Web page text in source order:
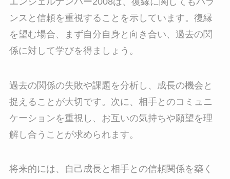
ンスと信頼を重視することを示しています。復縁
を望む場合、まず自分自身と向き合い、過去の関
係に対して学びを得ましょう。
過去の関係の失敗や課題を分析し、成長の機会と
捉えることが大切です。次に、相手とのコミュニ
ケーションを重視し、お互いの気持ちや願望を理
解し合うことが求められます。
将来的には、自己成長と相手との信頼関係を築く